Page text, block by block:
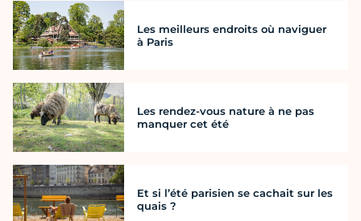
Les meilleurs endroits où naviguer
à Paris
Les rendez-vous nature à ne pas
manquer cet été
Et si l’été parisien se cachait sur les
quais ?